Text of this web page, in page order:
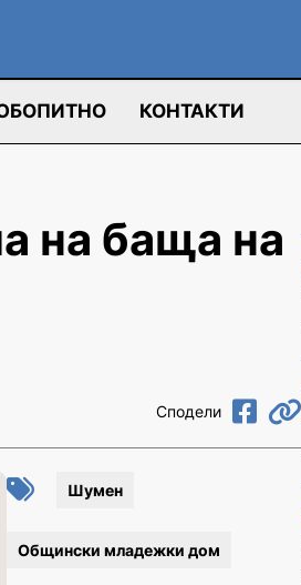
КОНТАКТИ
на баща на
Сподели
Шумен
Общински младежки дом